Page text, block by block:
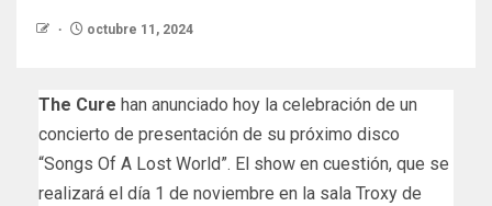
octubre 11, 2024
The Cure han anunciado hoy la celebración de un
concierto de presentación de su próximo disco
“Songs Of A Lost World”. El show en cuestión, que se
realizará el día 1 de noviembre en la sala Troxy de